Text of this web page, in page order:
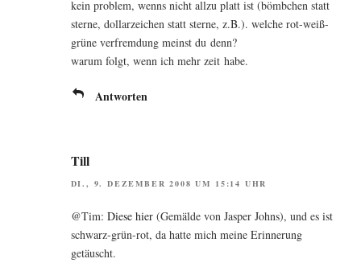
kein pro­blem, wenns nicht all­zu platt ist (bömb­chen statt
ster­ne, dol­lar­zei­chen statt ster­ne, z.B.). wel­che rot-weiß-
grü­ne ver­frem­dung meinst du denn?
war­um folgt, wenn ich mehr zeit habe.
Antworten
Till
DI., 9. DEZEMBER 2008 UM 15:14 UHR
@Tim: Die­se hier(Gemäl­de von Jas­per Johns), und es ist
schwarz-grün-rot, da hat­te mich mei­ne Erin­ne­rung
getäuscht.